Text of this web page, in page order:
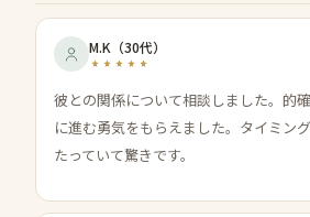
M.K （30代）
彼との関係について相談しました。的
に進む勇気をもらえました。タイミン
たっていて驚きです。